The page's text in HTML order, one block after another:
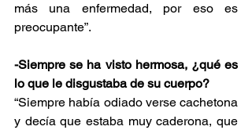
más una enfermedad, por eso es
preocupante”.
-Siempre se ha visto hermosa, ¿qué es
lo que le disgustaba de su cuerpo?
“Siempre había odiado verse cachetona
y decía que estaba muy caderona, que